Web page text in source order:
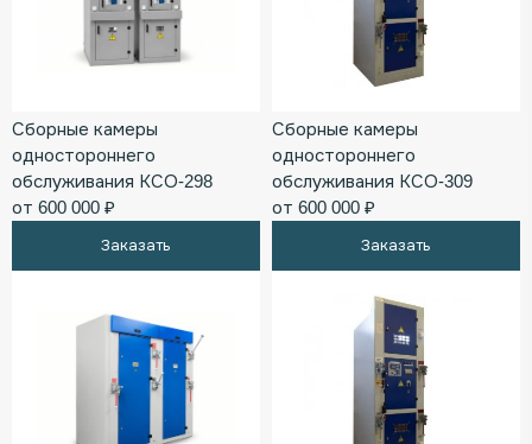
Сборные камеры
одностороннего
обслуживания КСО-298
от 600 000 ₽
Заказать
Сборные камеры
одностороннего
обслуживания КСО-309
от 600 000 ₽
Заказать